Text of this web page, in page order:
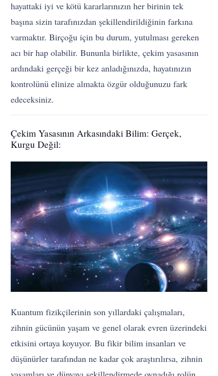
hayattaki iyi ve kötü kararlarınızın her birinin tek
başına sizin tarafınızdan şekillendirildiğinin farkına
varmaktır. Birçoğu için bu durum, yutulması gereken
acı bir hap olabilir. Bununla birlikte, çekim yasasının
ardındaki gerçeği bir kez anladığınızda, hayatınızın
kontrolünü elinize almakta özgür olduğunuzu fark
edeceksiniz.
Çekim Yasasının Arkasındaki Bilim: Gerçek,
Kurgu Değil:
Kuantum fizikçilerinin son yıllardaki çalışmaları,
zihnin gücünün yaşam ve genel olarak evren üzerindeki
etkisini ortaya koyuyor. Bu fikir bilim insanları ve
düşünürler tarafından ne kadar çok araştırılırsa, zihnin